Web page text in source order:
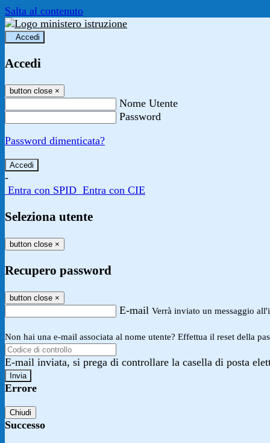
Salta al contenuto
Accedi
Accedi
button close ×
Nome Utente
Password
Password dimenticata?
-
Entra con SPID Entra con CIE
Seleziona utente
button close ×
Recupero password
button close ×
E-mail Verrà inviato un messaggio
Non hai una e-mail associata al nome utente? Effettua il reset della
E-mail inviata, si prega di controllare la casella di posta
Errore
Chiudi
Successo